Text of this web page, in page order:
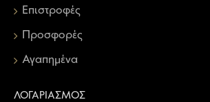
Επιστροφές
Προσφορές
Αγαπημένα
ΛΟΓΑΡΙΑΣΜΌΣ